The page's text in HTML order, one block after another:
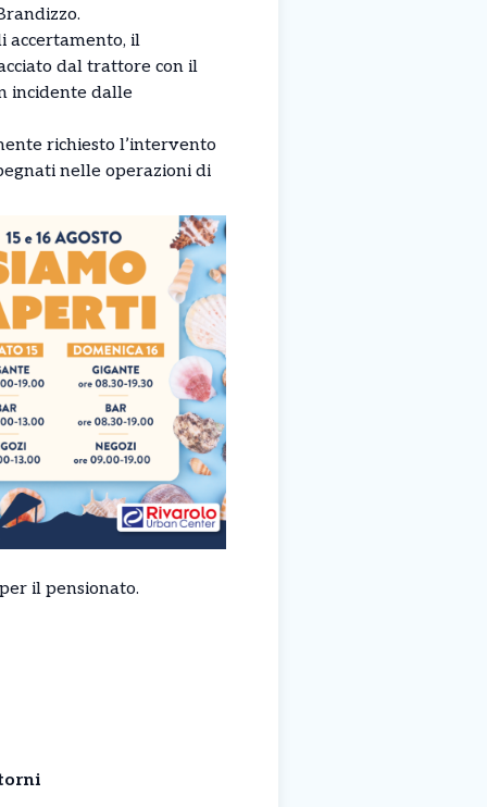
accertamento, il
dal trattore con il
incidente dalle
richiesto l’intervento
nelle operazioni di
il pensionato.